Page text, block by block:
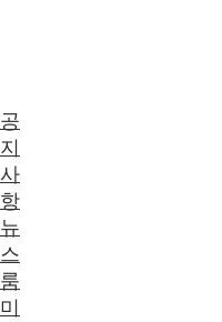
공
지
사
항
뉴
스
룸
미